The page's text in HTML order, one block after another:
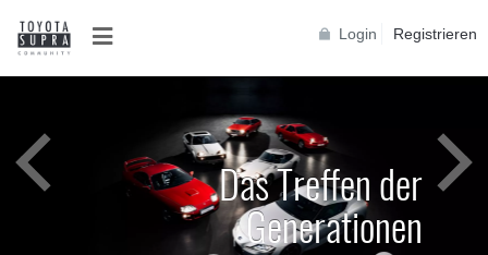
Login Registrieren
Das Treffen der
Generationen